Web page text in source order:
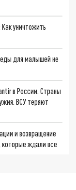
уничтожить
для малышей не
в России. Страны
ВСУ теряют
и возвращение
которые ждали все